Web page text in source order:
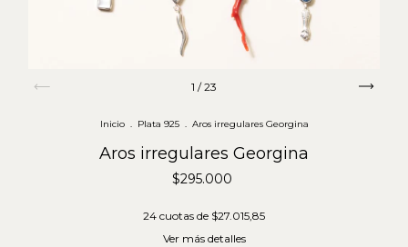
1 /23
Inicio . Plata 925 . Aros irregulares Georgina
Aros irregulares Georgina
$295.000
24 cuotas de $27.015,85
Ver más detalles